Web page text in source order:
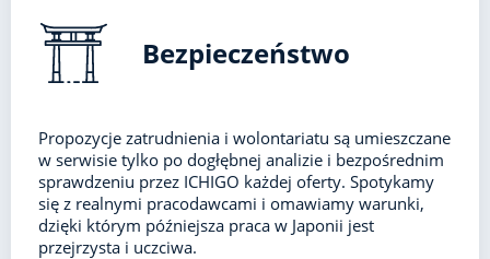
Bezpieczeństwo
Propozycje zatrudnienia i wolontariatu są umieszczane
w serwisie tylko po dogłębnej analizie i bezpośrednim
sprawdzeniu przez ICHIGO każdej oferty. Spotykamy
się z realnymi pracodawcami i omawiamy warunki,
dzięki którym późniejsza praca w Japonii jest
przejrzysta i uczciwa.